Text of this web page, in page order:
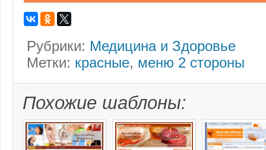
Рубрики: Медицина и Здоровье
Метки: красные, меню 2 стороны
Похожие шаблоны: